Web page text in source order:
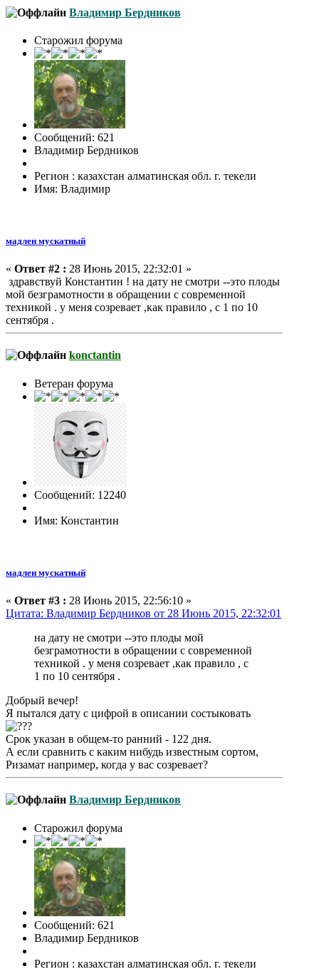
Владимир Бердников
Старожил форума
Сообщений: 621
Владимир Бердников
Регион : казахстан алматинская обл. г. текели
Имя: Владимир
мадлен мускатный
« Ответ #2 : 28 Июнь 2015, 22:32:01 »
здравствуй Константин ! на дату не смотри --это плоды
мой безграмотности в обращении с современной
техникой . у меня созревает ,как правило , с 1 по 10
сентября .
konctantin
Ветеран форума
Сообщений: 12240
Имя: Константин
мадлен мускатный
« Ответ #3 : 28 Июнь 2015, 22:56:10 »
Цитата: Владимир Бердников от 28 Июнь 2015, 22:32:01
на дату не смотри --это плоды мой
безграмотности в обращении с современной
техникой . у меня созревает ,как правило , с
1 по 10 сентября .
Добрый вечер!
Я пытался дату с цифрой в описании состыковать
Срок указан в общем-то ранний - 122 дня.
А если сравнить с каким нибудь известным сортом,
Ризамат например, когда у вас созревает?
Владимир Бердников
Старожил форума
Сообщений: 621
Владимир Бердников
Регион : казахстан алматинская обл. г. текели